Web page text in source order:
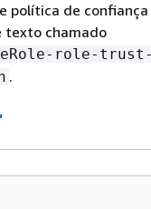
política de
texto chamado
role-trust-
.